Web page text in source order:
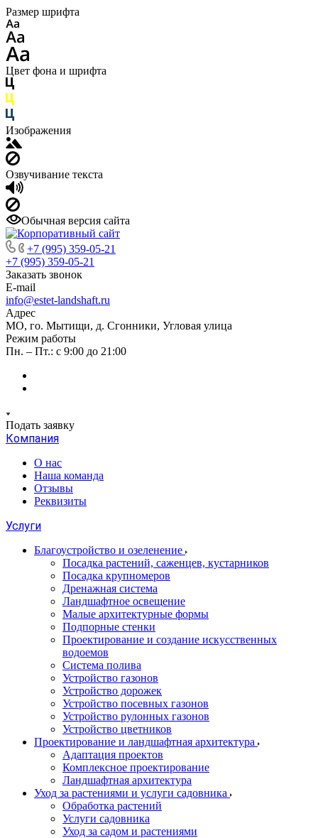
Размер шрифта
Цвет фона и шрифта
Изображения
Озвучивание текста
Обычная версия сайта
+7 (995) 359-05-21
+7 (995) 359-05-21
Заказать звонок
E-mail
info@estet-landshaft.ru
Адрес
МО, го. Мытищи, д. Сгонники, Угловая улица
Режим работы
Пн. – Пт.: с 9:00 до 21:00
Подать заявку
Компания
О нас
Наша команда
Отзывы
Реквизиты
Услуги
Благоустройство и озеленение
Посадка растений, саженцев, кустарников
Посадка крупномеров
Дренажная система
Ландшафтное освещение
Малые архитектурные формы
Подпорные стенки
Проектирование и создание искусственных
водоемов
Система полива
Устройство газонов
Устройство дорожек
Устройство посевных газонов
Устройство рулонных газонов
Устройство цветников
Проектирование и ландшафтная архитектура
Адаптация проектов
Комплексное проектирование
Ландшафтная архитектура
Уход за растениями и услуги садовника
Обработка растений
Услуги садовника
Уход за садом и растениями